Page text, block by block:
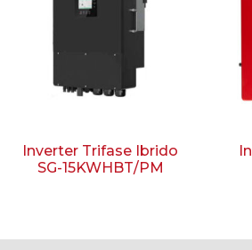
Inverter Trifase Ibrido
SG-15KWHBT/PM